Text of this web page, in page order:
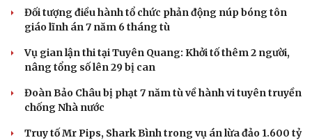
Đối tượng điều hành tổ chức phản động núp bóng tôn
giáo lĩnh án 7 năm 6 tháng tù
Vụ gian lận thi tại Tuyên Quang: Khởi tố thêm 2 người,
nâng tổng số lên 29 bị can
Đoàn Bảo Châu bị phạt 7 năm tù về hành vi tuyên truyền
chống Nhà nước
Truy tố Mr Pips, Shark Bình trong vụ án lừa đảo 1.600 tỷ